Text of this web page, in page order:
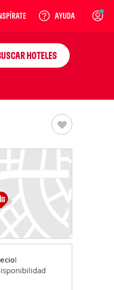
Login
HOTELES
!